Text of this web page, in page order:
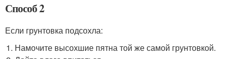
Способ 2
Если грунтовка подсохла:
Намочите высохшие пятна той же самой грунтовкой.